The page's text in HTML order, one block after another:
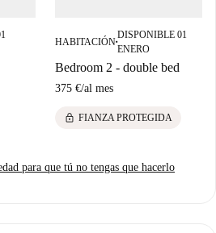
HABITACIÓN■
DISPONIBLE 01
ENERO
Bedroom 2 - double bed
375 €/al mes
lock FIANZA PROTEGIDA
para que tú no tengas que hacerlo